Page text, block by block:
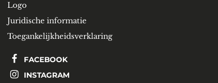
Logo
Juridische informatie
Toegankelijkheidsverklaring
FACEBOOK
INSTAGRAM